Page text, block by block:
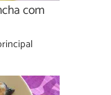
com